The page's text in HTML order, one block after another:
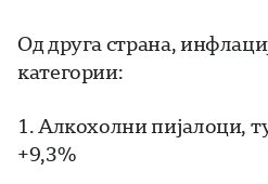
Од друга страна,
категории:
1. Алкохолни пијалоци,
+9,3%